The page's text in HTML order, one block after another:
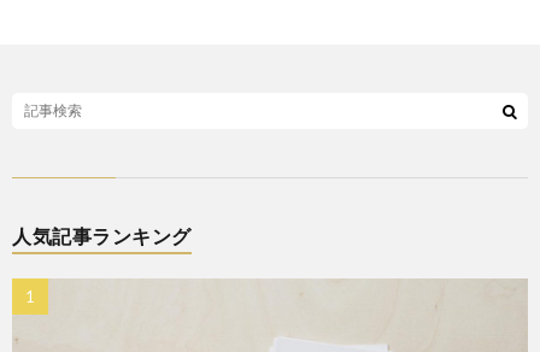
人気記事ランキング